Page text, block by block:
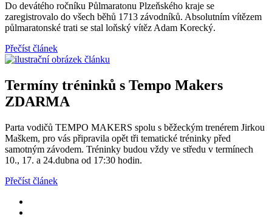
Do devátého ročníku Půlmaratonu Plzeňského kraje se
zaregistrovalo do všech běhů 1713 závodníků. Absolutním vítězem
půlmaratonské trati se stal loňský vítěz Adam Korecký.
Přečíst článek
Termíny tréninků s Tempo Makers
ZDARMA
Parta vodičů TEMPO MAKERS spolu s běžeckým trenérem Jirkou
Maškem, pro vás připravila opět tři tematické tréninky před
samotným závodem. Tréninky budou vždy ve středu v termínech
10., 17. a 24.dubna od 17:30 hodin.
Přečíst článek